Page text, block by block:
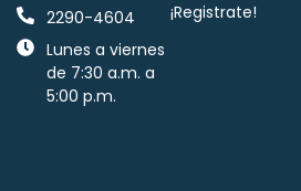
¡Registrate!
2290-4604
Lunes a viernes
de 7:30 a.m. a
5:00 p.m.